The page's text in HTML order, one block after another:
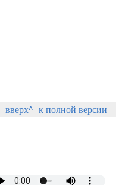
вверх^ к полной версии